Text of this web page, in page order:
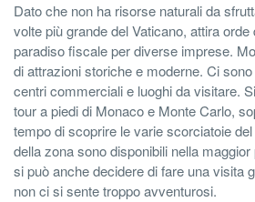
Dato che non ha risorse naturali da
volte più grande del Vaticano, attira orde
paradiso fiscale per diverse imprese.
di attrazioni storiche e moderne. Ci
centri commerciali e luoghi da visitare.
tour a piedi di Monaco e Monte Carlo,
tempo di scoprire le varie scorciatoie
della zona sono disponibili nella
si può anche decidere di fare una visita
non ci si sente troppo avventurosi.